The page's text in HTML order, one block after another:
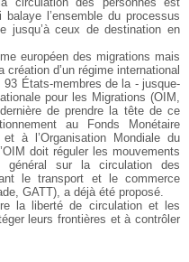
l’ensemble du processus
jusqu’à ceux de destination en
européen des migrations mais
d’un régime international
États-membres de la - jusque-
pour les Migrations (OIM,
de prendre la tête de ce
au Fonds Monétaire
à l’Organisation Mondiale du
doit réguler les mouvements
général sur la circulation des
le transport et le commerce
GATT), a déjà été proposé.
la liberté de circulation et les
leurs frontières et à contrôler